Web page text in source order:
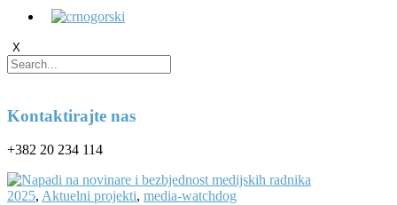
X
Kontaktirajte nas
+382 20 234 114
2025, Aktuelni projekti, media-watchdog